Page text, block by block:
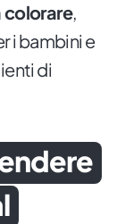
colorare,
i bambini e
di